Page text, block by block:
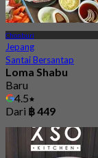
Chonburi
Jepang
Santai Bersantap
Loma Shabu
Baru
4.5
Dari ฿ 449